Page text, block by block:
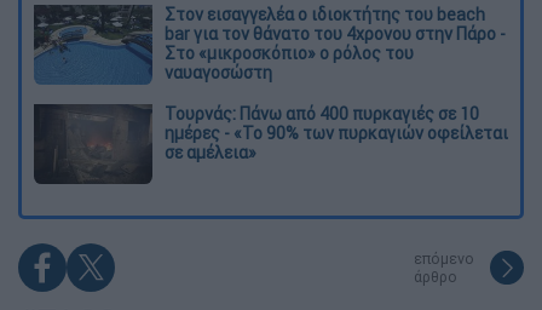
Στον εισαγγελέα ο ιδιοκτήτης του beach
bar για τον θάνατο του 4χρονου στην Πάρο -
Στο «μικροσκόπιο» ο ρόλος του
ναυαγοσώστη
Τουρνάς: Πάνω από 400 πυρκαγιές σε 10
ημέρες - «Το 90% των πυρκαγιών οφείλεται
σε αμέλεια»
επόμενο
άρθρο